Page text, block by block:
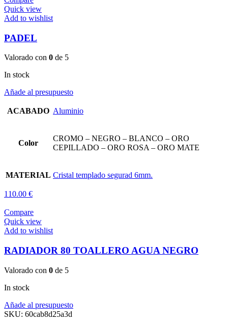
Quick view
Add to wishlist
PADEL
Valorado con 0 de 5
In stock
Añade al presupuesto
ACABADO Aluminio
Color
CROMO – NEGRO – BLANCO – ORO
CEPILLADO – ORO ROSA – ORO MATE
MATERIAL Cristal templado segurad 6mm.
110.00 €
Compare
Quick view
Add to wishlist
RADIADOR 80 TOALLERO AGUA NEGRO
Valorado con 0 de 5
In stock
Añade al presupuesto
SKU: 60cab8d25a3d